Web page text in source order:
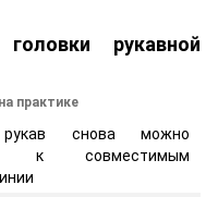
рукавной
практике
снова можно
к совместимым